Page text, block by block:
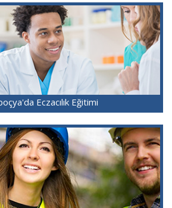
Eczacılık Eğitimi